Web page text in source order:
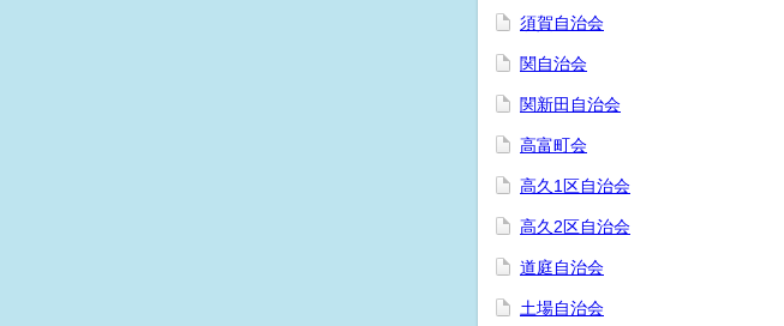
須賀自治会
関自治会
関新田自治会
高富町会
高久1区自治会
高久2区自治会
道庭自治会
土場自治会